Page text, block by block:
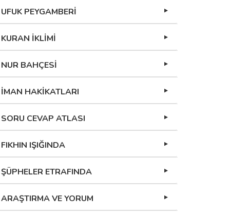
UFUK PEYGAMBERİ
KURAN İKLİMİ
NUR BAHÇESİ
İMAN HAKİKATLARI
SORU CEVAP ATLASI
FIKHIN IŞIĞINDA
ŞÜPHELER ETRAFINDA
ARAŞTIRMA VE YORUM